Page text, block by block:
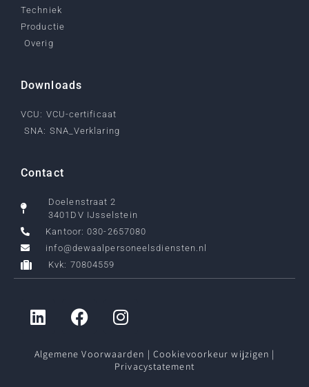
Techniek
Productie
Overig
Downloads
VCU: VCU-certificaat
SNA: SNA_Verklaring
Contact
Doelenstraat 2
3401DV IJsselstein
Kantoor: 030-2657080
info@dewaalpersoneelsdiensten.nl
Kvk: 70804559
Algemene Voorwaarden | Cookievoorkeur wijzigen |
Privacystatement